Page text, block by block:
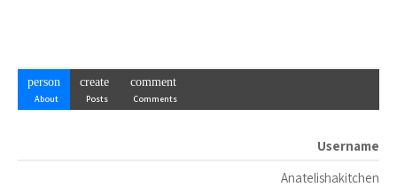
person
About
create
Posts
comment
Comments
Username
Anatelishakitchen